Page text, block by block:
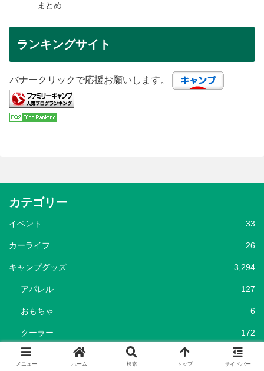
まとめ
ランキングサイト
バナークリックで応援お願いします。
カテゴリー
イベント 33
カーライフ 26
キャンプグッズ 3,294
アパレル 127
おもちゃ 6
クーラー 172
クッカー・テーブルウエア 539
メニュー ホーム 検索 トップ サイドバー